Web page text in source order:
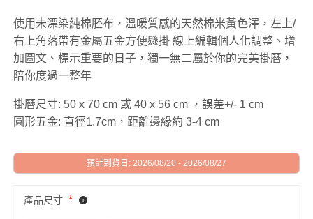
使用未漂染純棉胚布，溫暖質感的天然棉米黃色澤，左上/
右上角落帶有金屬五金方便懸掛 線上編輯個人化調整、增
加圖文、標示重要的日子，獨一無二屬於你的完美掛曆，
陪你度過一整年
掛曆尺寸: 50 x 70 cm 或 40 x 56 cm ，誤差+/- 1 cm
圓形五金: 直徑1.7cm，距離邊緣約 3-4 cm
預計到貨日: 2026/08/20 - 2026/08/27
產品尺寸 *